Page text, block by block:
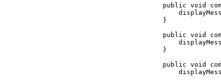
public void
    }
public void
    }
public void